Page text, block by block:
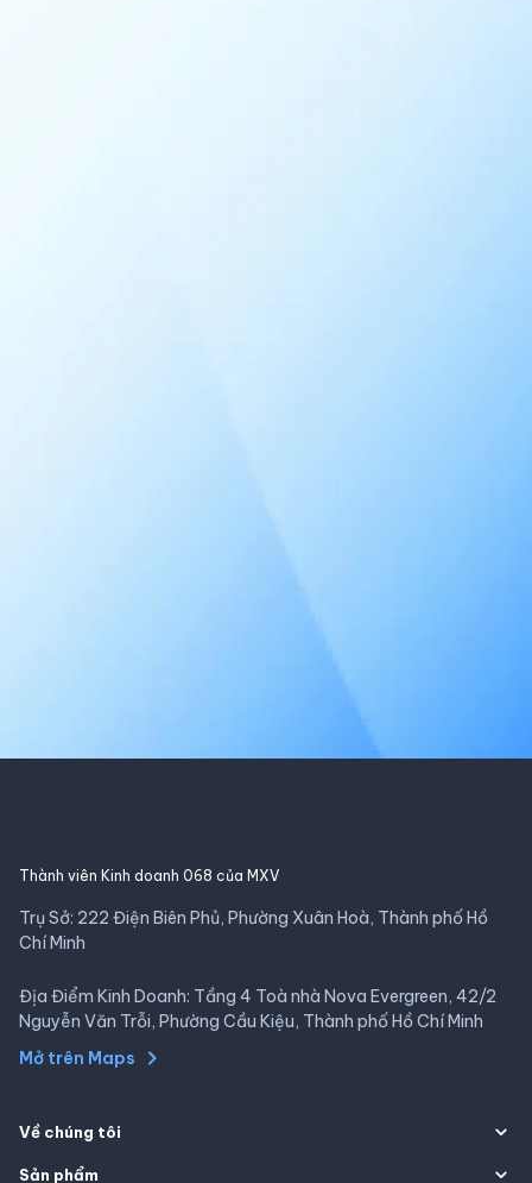
Thành viên Kinh doanh 068 của MXV
Trụ Sở: 222 Điện Biên Phủ, Phường Xuân Hoà, Thành phố Hồ
Chí Minh
Địa Điểm Kinh Doanh: Tầng 4 Toà nhà Nova Evergreen, 42/2
Nguyễn Văn Trỗi, Phường Cầu Kiệu, Thành phố Hồ Chí Minh
Mở trên Maps
Về chúng tôi
Sản phẩm